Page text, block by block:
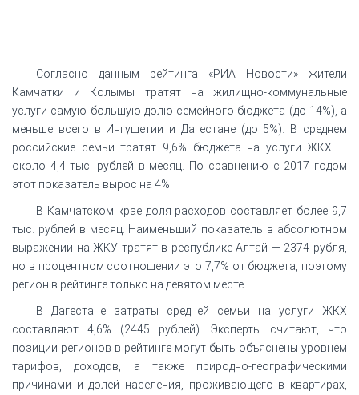
Согласно данным рейтинга «РИА Новости» жители
Камчатки и Колымы тратят на жилищно-коммунальные
услуги самую большую долю семейного бюджета (до 14%), а
меньше всего в Ингушетии и Дагестане (до 5%). В среднем
российские семьи тратят 9,6% бюджета на услуги ЖКХ —
около 4,4 тыс. рублей в месяц. По сравнению с 2017 годом
этот показатель вырос на 4%.
В Камчатском крае доля расходов составляет более 9,7
тыс. рублей в месяц. Наименьший показатель в абсолютном
выражении на ЖКУ тратят в республике Алтай — 2374 рубля,
но в процентном соотношении это 7,7% от бюджета, поэтому
регион в рейтинге только на девятом месте.
В Дагестане затраты средней семьи на услуги ЖКХ
составляют 4,6% (2445 рублей). Эксперты считают, что
позиции регионов в рейтинге могут быть объяснены уровнем
тарифов, доходов, а также природно-географическими
причинами и долей населения, проживающего в квартирах,